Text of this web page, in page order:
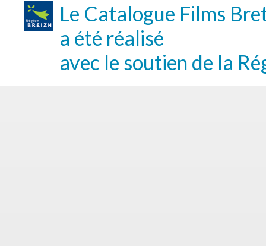
Le Catalogue Films
a été réalisé
avec le soutien de la